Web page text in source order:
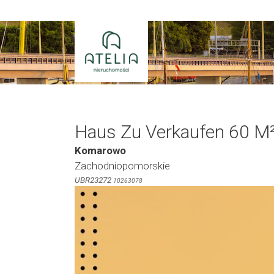
Inhalt
springen
Haus Zu Verkaufen 60
Komarowo
Zachodniopomorskie
UBR23272 10263078